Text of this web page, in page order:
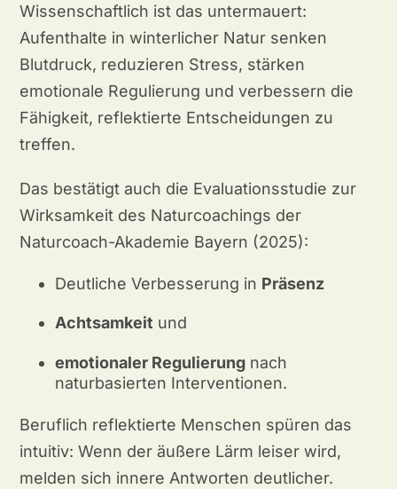
Wissenschaftlich ist das untermauert:
Aufenthalte in winterlicher Natur senken
Blutdruck, reduzieren Stress, stärken
emotionale Regulierung und verbessern die
Fähigkeit, reflektierte Entscheidungen zu
treffen.
Das bestätigt auch die Evaluationsstudie zur
Wirksamkeit des Naturcoachings der
Naturcoach-Akademie Bayern (2025):
Deutliche Verbesserung in Präsenz
Achtsamkeit und
emotionaler Regulierung nach
naturbasierten Interventionen.
Beruflich reflektierte Menschen spüren das
intuitiv: Wenn der äußere Lärm leiser wird,
melden sich innere Antworten deutlicher.